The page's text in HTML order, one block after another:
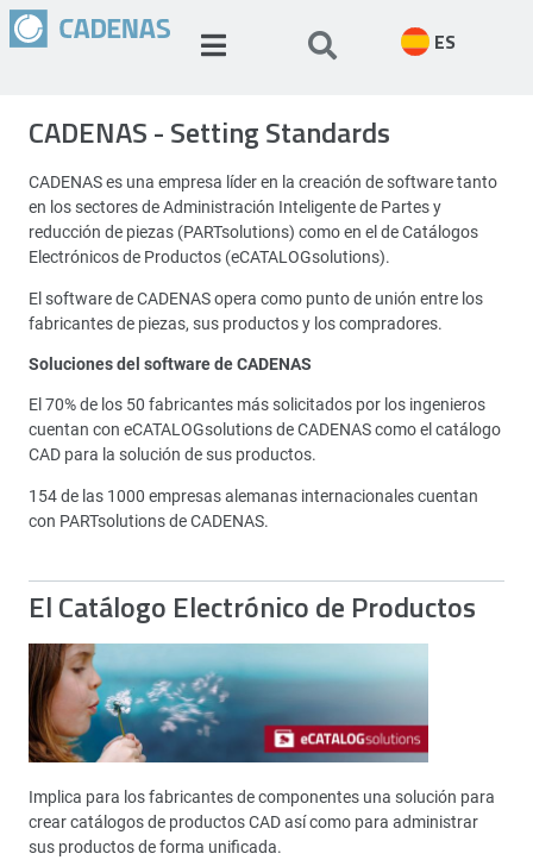
ES
CADENAS - Setting Standards
CADENAS es una empresa líder en la creación de software tanto
en los sectores de Administración Inteligente de Partes y
reducción de piezas (PARTsolutions) como en el de Catálogos
Electrónicos de Productos (eCATALOGsolutions).
El software de CADENAS opera como punto de unión entre los
fabricantes de piezas, sus productos y los compradores.
Soluciones del software de CADENAS
El 70% de los 50 fabricantes más solicitados por los ingenieros
cuentan con eCATALOGsolutions de CADENAS como el catálogo
CAD para la solución de sus productos.
154 de las 1000 empresas alemanas internacionales cuentan
con PARTsolutions de CADENAS.
El Catálogo Electrónico de Productos
Implica para los fabricantes de componentes una solución para
crear catálogos de productos CAD así como para administrar
sus productos de forma unificada.